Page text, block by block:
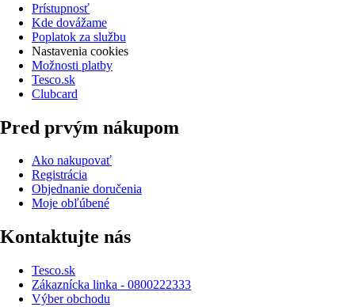
Prístupnosť
Kde dovážame
Poplatok za službu
Nastavenia cookies
Možnosti platby
Tesco.sk
Clubcard
Pred prvým nákupom
Ako nakupovať
Registrácia
Objednanie doručenia
Moje obľúbené
Kontaktujte nás
Tesco.sk
Zákaznícka linka - 0800222333
Výber obchodu